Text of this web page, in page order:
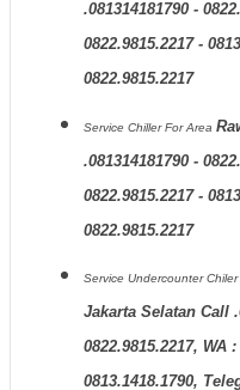
.081314181790 -
0822.9815.2217 -
0822.9815.2217
Service ChillerFor Area
.081314181790 -
0822.9815.2217 -
0822.9815.2217
Service Undercounter
Jakarta Selatan Call
0822.9815.2217, WA
0813.1418.1790,